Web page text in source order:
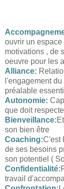
ouvrir un
motivations , de
oeuvre pour les
Alliance:
l'engagement
préalable
Autonomie:
que doit
Bienveillance:
son bien être
Coaching:C'est
de ses besoins
son potentiel (
Confidentialité:
travail